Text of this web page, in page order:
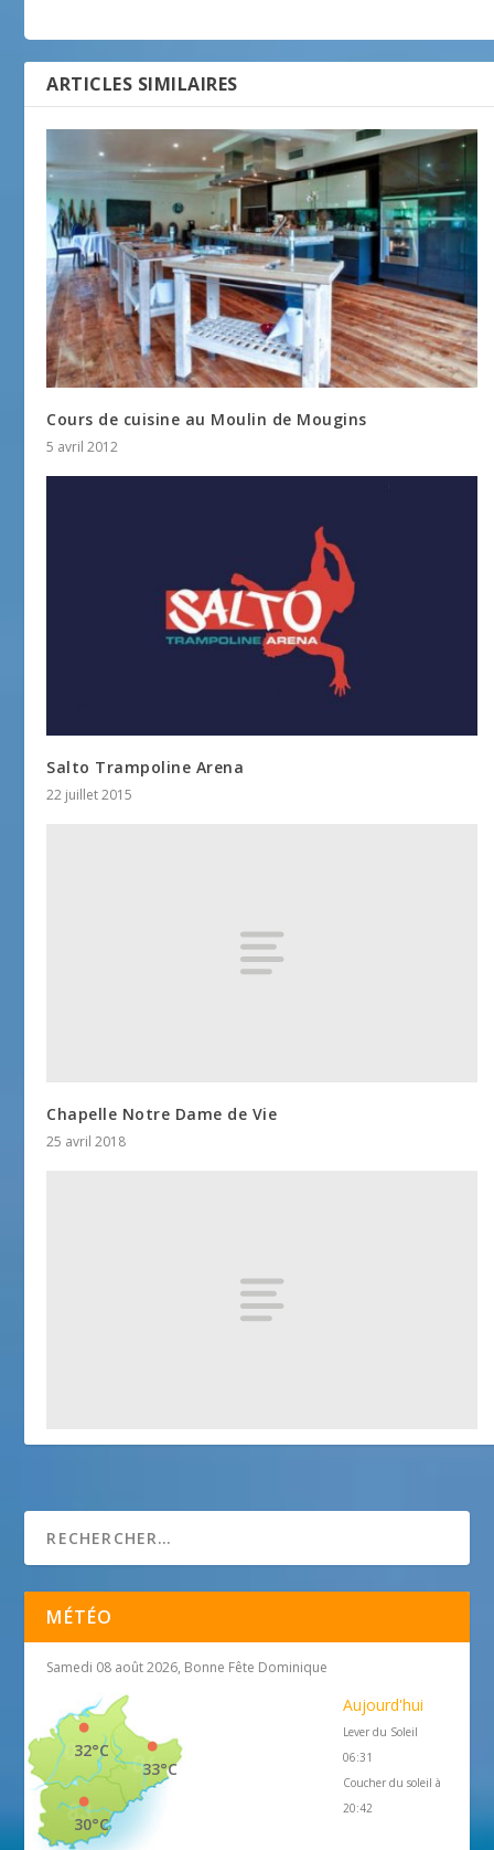
ARTICLES SIMILAIRES
Cours de cuisine au Moulin de Mougins
5 avril 2012
Salto Trampoline Arena
22 juillet 2015
Chapelle Notre Dame de Vie
25 avril 2018
MÉTÉO
Samedi 08 août 2026, Bonne Fête Dominique
33°C
32°C
30°C
Aujourd'hui
Lever du Soleil
06:31
Coucher du soleil à
20:42